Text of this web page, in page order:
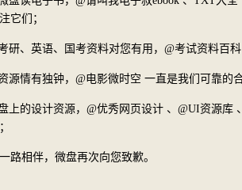
它们；
研、英语、国考资料对您有用，@考试资料百科
源情有独钟，@电影微时空 一直是我们可靠的合
上的设计资源，@优秀网页设计 、@UI资源库
路相伴，微盘再次向您致歉。